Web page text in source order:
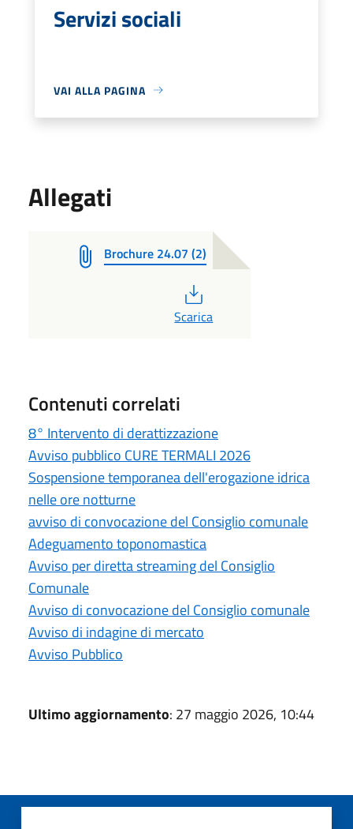
Servizi sociali
VAI ALLA PAGINA
Allegati
Brochure 24.07 (2)
Scarica
Contenuti correlati
8° Intervento di derattizzazione
Avviso pubblico CURE TERMALI 2026
Sospensione temporanea dell'erogazione idrica
nelle ore notturne
avviso di convocazione del Consiglio comunale
Adeguamento toponomastica
Avviso per diretta streaming del Consiglio
Comunale
Avviso di convocazione del Consiglio comunale
Avviso di indagine di mercato
Avviso Pubblico
Ultimo aggiornamento: 27 maggio 2026, 10:44